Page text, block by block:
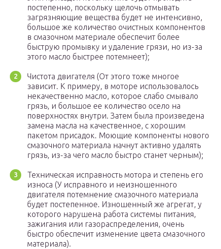
постепенно, поскольку щелочь отмывать
загрязняющие вещества будет не интенсивно,
большое же количество очистных компонентов
в смазочном материале обеспечит более
быструю промывку и удаление грязи, но из-за
этого масло быстрее потемнеет);
Чистота двигателя (От этого тоже многое
зависит. К примеру, в моторе использовалось
некачественно масло, которое слабо смывало
грязь, и большое ее количество осело на
поверхностях внутри. Затем была произведена
замена масла на качественное, с хорошим
пакетом присадок. Моющие компоненты нового
смазочного материала начнут активно удалять
грязь, из-за чего масло быстро станет черным);
Техническая исправность мотора и степень его
износа (У исправного и неизношенного
двигателя потемнение смазочного материала
будет постепенное. Изношенный же агрегат, у
которого нарушена работа системы питания,
зажигания или газораспределения, очень
быстро обеспечит изменение цвета смазочного
материала).